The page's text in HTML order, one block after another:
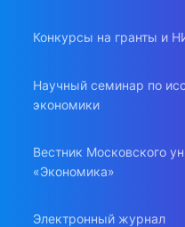
Конкурсы на гранты и
Научный семинар по
экономики
Вестник Московского
«Экономика»
Электронный журнал